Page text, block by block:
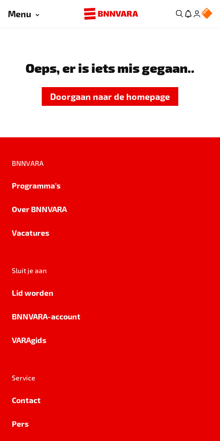
Menu
Oeps, er is iets mis gegaan..
Doorgaan naar de homepage
BNNVARA
Programma's
Over BNNVARA
Vacatures
Sluit je aan
Lid worden
BNNVARA-account
VARAgids
Service
Contact
Pers